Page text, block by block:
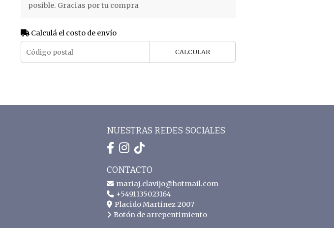
posible. Gracias por tu compra
Calculá el costo de envío
CALCULAR
NUESTRAS REDES SOCIALES
CONTACTO
mariaj.clavijo@hotmail.com
+5491135023164
Placido Martinez 2007
Botón de arrepentimiento